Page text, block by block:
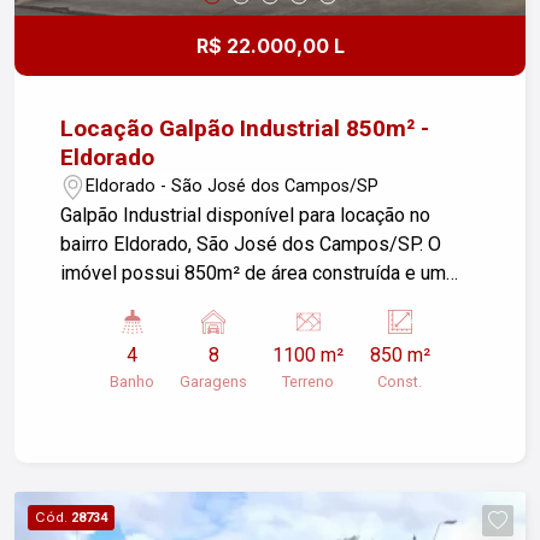
R$ 22.000,00 L
Locação Galpão Industrial 850m² -
Eldorado
Eldorado - São José dos Campos/SP
Galpão Industrial disponível para locação no
bairro Eldorado, São José dos Campos/SP. O
imóvel possui 850m² de área construída e um
garagens e 01 vaga para veículo de carga, 02
escritórios/salas com 100m², 02 banheiros em
cada salão. Ideal para empresas que buscam
4
Banho
8
Garagens
1100 m²
Terreno
850 m²
Const.
Cód. 28734